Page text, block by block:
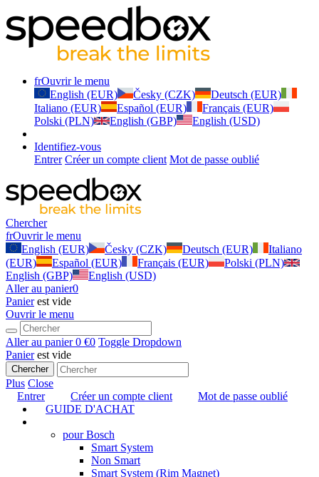
frOuvrir le menu
English (EUR)
Česky (CZK)
Deutsch (EUR)
Italiano (EUR)
Español (EUR)
Français (EUR)
Polski (PLN)
English (GBP) English (USD)
Identifiez-vous
Entrer Créer un compte client Mot de passe oublié
Chercher
frOuvrir le menu
English (EUR)
Česky (CZK) Deutsch (EUR)
Italiano
(EUR)
Español (EUR) Français (EUR)
Polski (PLN)
English (GBP)
English (USD)
Aller au panier0
Panierest vide
Ouvrir le menu
Aller au panier0 €0 Toggle Dropdown
Panierest vide
Chercher
Plus Close
Entrer
Créer un compte client
Mot de passe oublié
GUIDE D'ACHAT
pour Bosch
Smart System
Non Smart
Smart System (Rim Magnet)